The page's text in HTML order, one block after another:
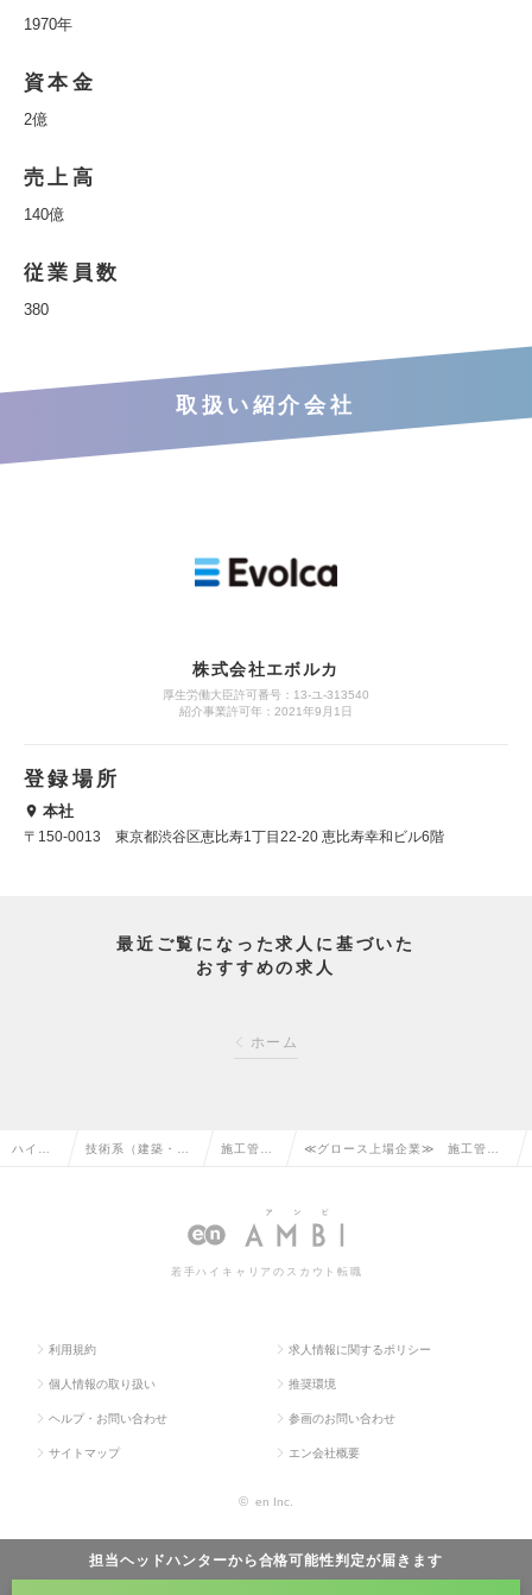
1970年
資本金
2億
売上高
140億
従業員数
380
取扱い紹介会社
株式会社エボルカ
厚生労働大臣許可番号：13‐ユ‐313540
紹介事業許可年：2021年9月1日
登録場所
本社
〒150-0013 東京都渋谷区恵比寿1丁目22-20 恵比寿幸和ビル6階
最近ご覧になった求人に基づいた
おすすめの求人
ホーム
担当ヘッドハンターから合格可能性判定が届きます
ハイク 技術系（建築・設 施工管理
の転職
≪グロース上場企業≫ 施工管
ト、商空間）の求人情報
若手ハイキャリアのスカウト転職
利用規約 求人情報に関するポリシー
個人情報の取り扱い 推奨環境
ヘルプ・お問い合わせ 参画のお問い合わせ
サイトマップ エン会社概要
© en Inc.